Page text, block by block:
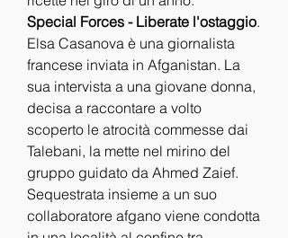
Special Forces - Liberate l'ostaggio.
Elsa Casanova è una giornalista
francese inviata in Afganistan. La
sua intervista a una giovane donna,
decisa a raccontare a volto
scoperto le atrocità commesse dai
Talebani, la mette nel mirino del
gruppo guidato da Ahmed Zaief.
Sequestrata insieme a un suo
collaboratore afgano viene condotta